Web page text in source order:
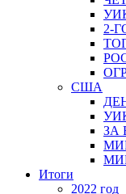
2-
США
ЗА
Итоги
2022 год